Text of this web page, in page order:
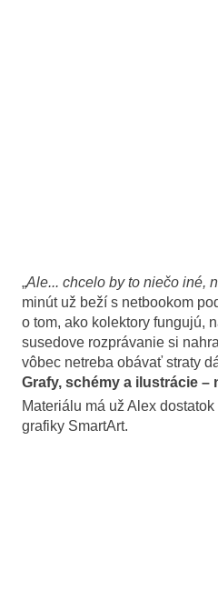
„Ale... chcelo by to niečo iné,
minút už beží s netbookom
o tom, ako kolektory fungujú,
susedove rozprávanie si
vôbec netreba obávať straty
Grafy, schémy a ilustrácie –
Materiálu má už Alex
grafiky SmartArt.